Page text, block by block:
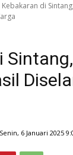
Kebakaran di
Senin, 6 Januari 2025